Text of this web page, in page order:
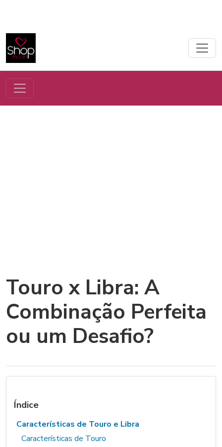
Touro x Libra: A
Combinação Perfeita
ou um Desafio?
Índice
Características de Touro e Libra
Características de Touro